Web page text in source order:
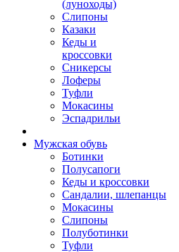
(луноходы)
Слипоны
Казаки
Кеды и
кроссовки
Сникерсы
Лоферы
Туфли
Мокасины
Эспадрильи
Мужская обувь
Ботинки
Полусапоги
Кеды и кроссовки
Сандалии, шлепанцы
Мокасины
Слипоны
Полуботинки
Туфли